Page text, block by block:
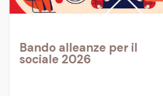
Bando alleanze per il
sociale 2026